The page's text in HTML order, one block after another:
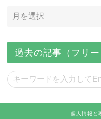
過去の記事（フリー
個人情報と